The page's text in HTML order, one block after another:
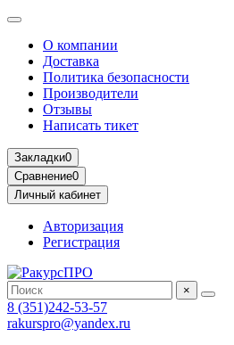
О компании
Доставка
Политика безопасности
Производители
Отзывы
Написать тикет
Закладки0
Сравнение0
Личный кабинет
Авторизация
Регистрация
×
8 (351)242-53-57
rakurspro@yandex.ru